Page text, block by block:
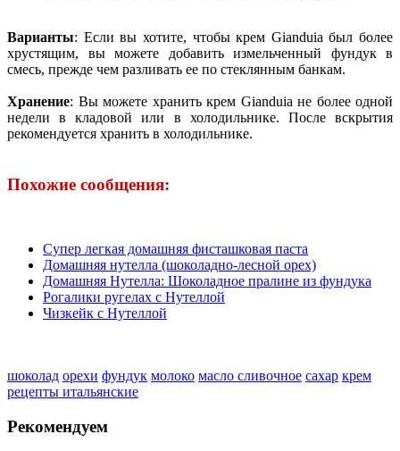
Варианты: Если вы хотите, чтобы крем Gianduia был более
хрустящим, вы можете добавить измельченный фундук в
смесь, прежде чем разливать ее по стеклянным банкам.
Хранение: Вы можете хранить крем Gianduia не более одной
недели в кладовой или в холодильнике. После вскрытия
рекомендуется хранить в холодильнике.
Похожие сообщения:
Супер легкая домашняя фисташковая паста
Домашняя нутелла (шоколадно-лесной орех)
Домашняя Нутелла: Шоколадное пралине из фундука
Рогалики ругелах с Нутеллой
Чизкейк с Нутеллой
шоколад орехи фундук молоко масло сливочное сахар крем
рецепты итальянские
Рекомендуем